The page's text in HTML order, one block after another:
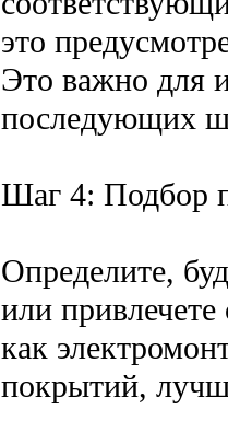
это
Это важно для
последующих
Шаг 4: Подбор
Определите,
или
как
покрытий,